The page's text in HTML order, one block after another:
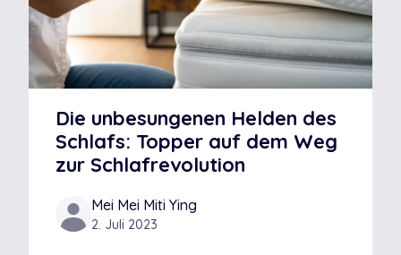
Die unbesungenen Helden des
Schlafs: Topper auf dem Weg
zur Schlafrevolution
Mei Mei Miti Ying
2. Juli 2023